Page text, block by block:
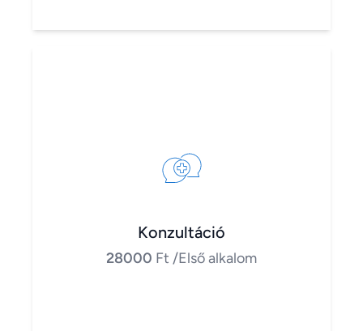
Konzultáció
28000 Ft /Első alkalom